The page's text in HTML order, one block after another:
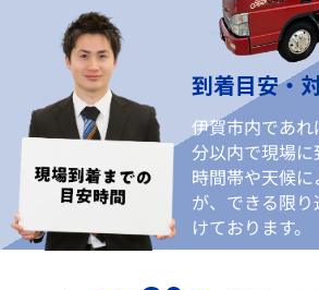
到着目安・
伊賀市内であ
分以内で現場に
時間帯や天候
が、できる限
けております。